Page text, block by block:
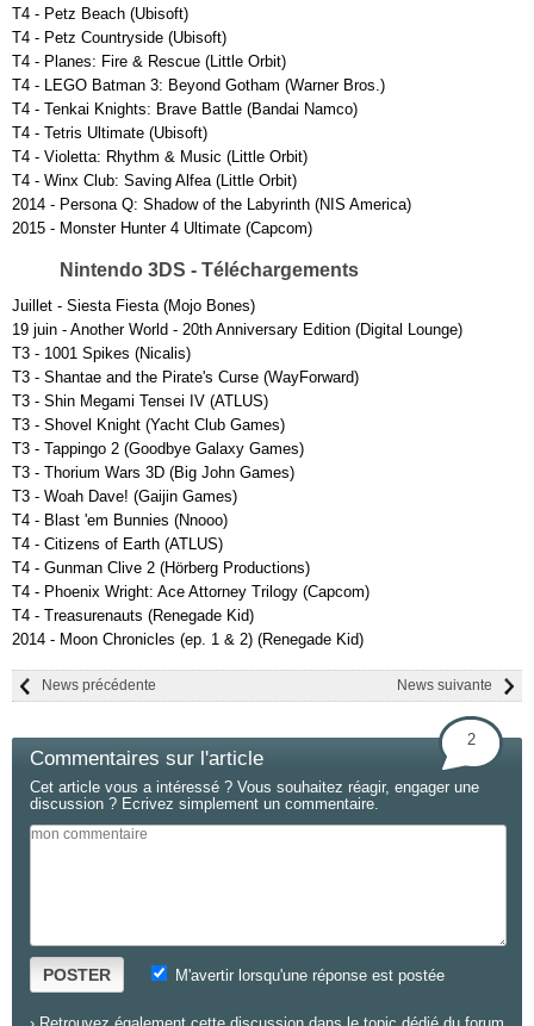
T4 - Petz Beach (Ubisoft)
T4 - Petz Countryside (Ubisoft)
T4 - Planes: Fire & Rescue (Little Orbit)
T4 - LEGO Batman 3: Beyond Gotham (Warner Bros.)
T4 - Tenkai Knights: Brave Battle (Bandai Namco)
T4 - Tetris Ultimate (Ubisoft)
T4 - Violetta: Rhythm & Music (Little Orbit)
T4 - Winx Club: Saving Alfea (Little Orbit)
2014 - Persona Q: Shadow of the Labyrinth (NIS America)
2015 - Monster Hunter 4 Ultimate (Capcom)
Nintendo 3DS - Téléchargements
Juillet - Siesta Fiesta (Mojo Bones)
19 juin - Another World - 20th Anniversary Edition (Digital Lounge)
T3 - 1001 Spikes (Nicalis)
T3 - Shantae and the Pirate's Curse (WayForward)
T3 - Shin Megami Tensei IV (ATLUS)
T3 - Shovel Knight (Yacht Club Games)
T3 - Tappingo 2 (Goodbye Galaxy Games)
T3 - Thorium Wars 3D (Big John Games)
T3 - Woah Dave! (Gaijin Games)
T4 - Blast 'em Bunnies (Nnooo)
T4 - Citizens of Earth (ATLUS)
T4 - Gunman Clive 2 (Hörberg Productions)
T4 - Phoenix Wright: Ace Attorney Trilogy (Capcom)
T4 - Treasurenauts (Renegade Kid)
2014 - Moon Chronicles (ep. 1 & 2) (Renegade Kid)
News suivante
News précédente
Commentaires sur l'article
2
Cet article vous a intéressé ? Vous souhaitez réagir, engager une
discussion ? Ecrivez simplement un commentaire.
POSTER M'avertir lorsqu'une réponse est postée